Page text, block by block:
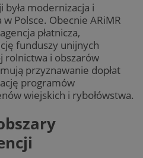
była modernizacja i
Polsce. Obecnie ARiMR
płatnicza,
funduszy unijnych
rolnictwa i obszarów
przyznawanie dopłat
programów
wiejskich i rybołówstwa.